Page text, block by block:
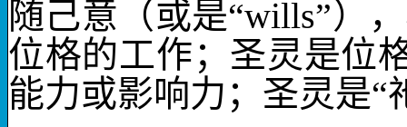
随己意 （或是“wills”）
位格的工作；圣灵是位
能力或影响力；圣灵是“